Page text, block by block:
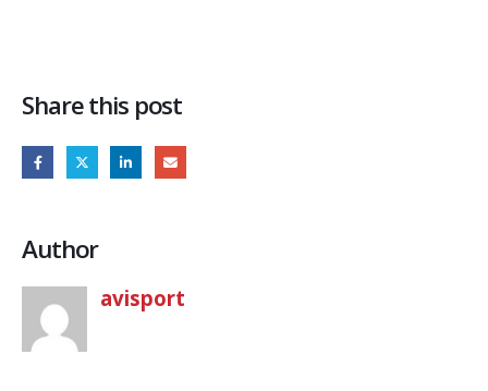
Share this post
Author
avisport